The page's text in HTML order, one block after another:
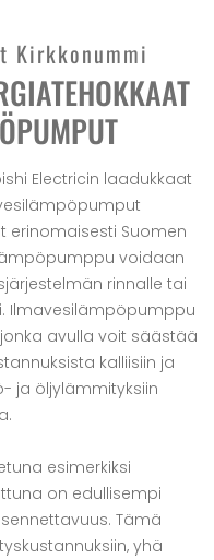
Kirkkonummi
Electricin laadukkaat
erinomaisesti Suomen
voidaan
rinnalle tai
Ilmavesilämpöpumppu
avulla voit säästää
kalliisiin ja
ja öljylämmityksiin
esimerkiksi
on edullisempi
Tämä
yhä